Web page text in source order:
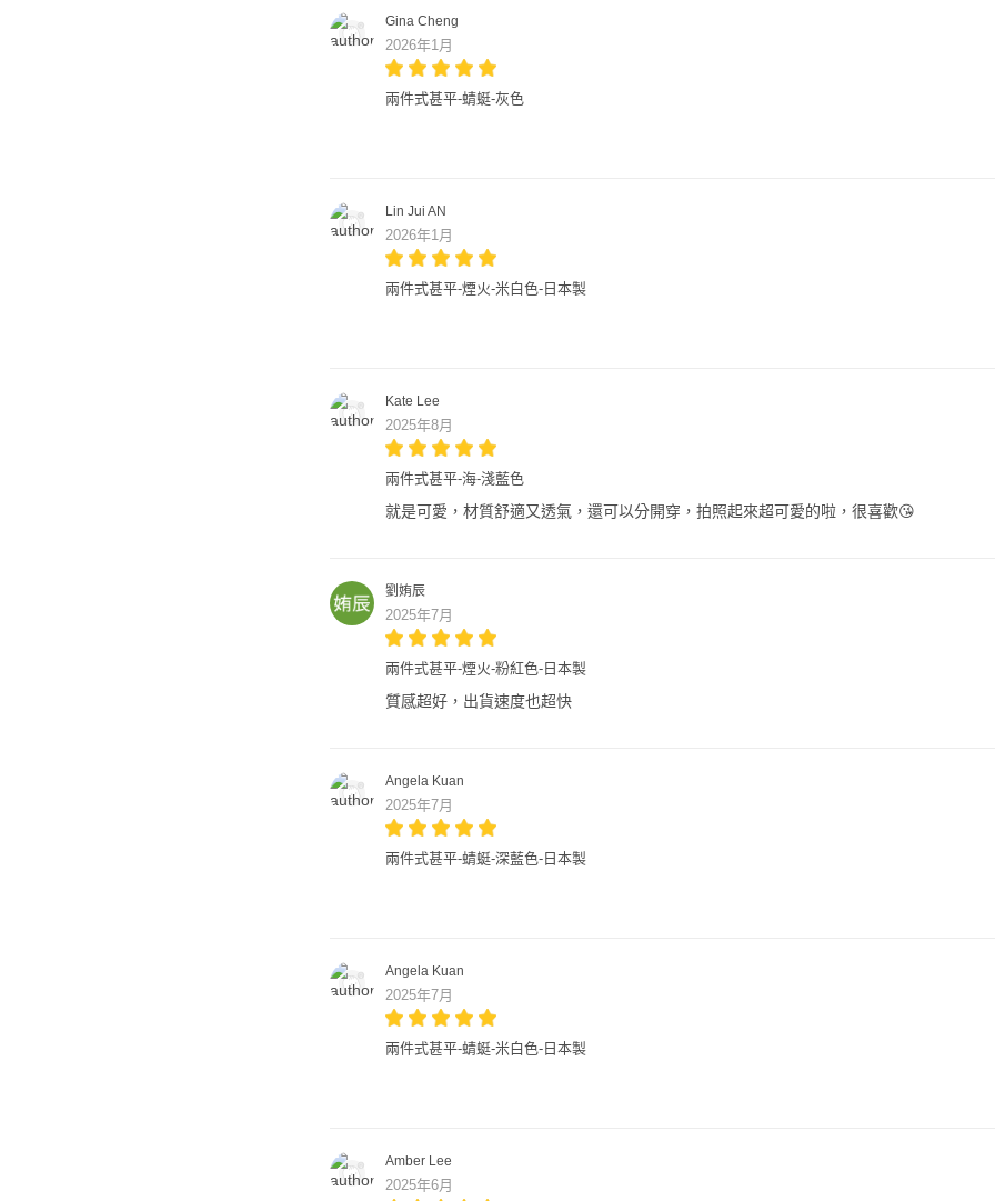
Gina Cheng
2026年1月
兩件式甚平-蜻蜓-灰色
Lin Jui AN
2026年1月
兩件式甚平-煙火-米白色-日本製
Kate Lee
2025年8月
兩件式甚平-海-淺藍色
就是可愛，材質舒適又透氣，還可以分開穿，拍照起來超可愛的啦，很喜歡😘
劉姷辰
2025年7月
兩件式甚平-煙火-粉紅色-日本製
質感超好，出貨速度也超快
Angela Kuan
2025年7月
兩件式甚平-蜻蜓-深藍色-日本製
Angela Kuan
2025年7月
兩件式甚平-蜻蜓-米白色-日本製
Amber Lee
2025年6月